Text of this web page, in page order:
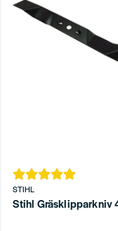
STIHL
Stihl Gräsklipparkniv